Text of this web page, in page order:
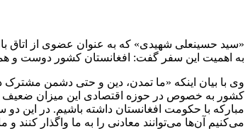
«سید حسینعلی شهیدی» که به عنوان عضوی از اتاق
به اهمیت این سفر گفت: افغانستان کشور دوست و
وی با بیان اینکه «ما تمدن، دین و حتی دشمن مشترک
کشور به خصوص در حوزه اقتصادی این میزان ضعیف
مبارکه با حکومت افغانستان داشته باشیم. در این دو
می‌کنیم آن‌ها می‌توانند معادنی را به ما واگذار کنند